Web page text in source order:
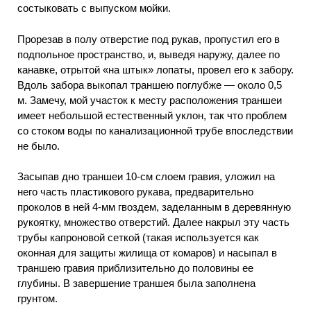
состыковать с выпуском мойки.
Прорезав в полу отверстие под рукав, пропустил его в
подпольное пространство, и, выведя наружу, далее по
канавке, отрытой «на штык» лопаты, провел его к забору.
Вдоль забора выкопал траншею поглубже — около 0,5
м. Замечу, мой участок к месту расположения траншеи
имеет небольшой естественный уклон, так что проблем
со стоком воды по канализационной трубе впоследствии
не было.
Засыпав дно траншеи 10-см слоем гравия, уложил на
него часть пластикового рукава, предварительно
проколов в ней 4-мм гвоздем, заделанным в деревянную
рукоятку, множество отверстий. Далее накрыл эту часть
трубы капроновой сеткой (такая используется как
оконная для защиты жилища от комаров) и насыпал в
траншею гравия приблизительно до половины ее
глубины. В завершение траншея была заполнена
грунтом.